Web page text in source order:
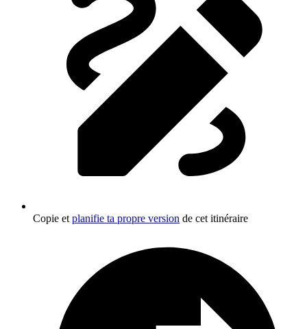
Copie et planifie ta propre version de cet itinéraire